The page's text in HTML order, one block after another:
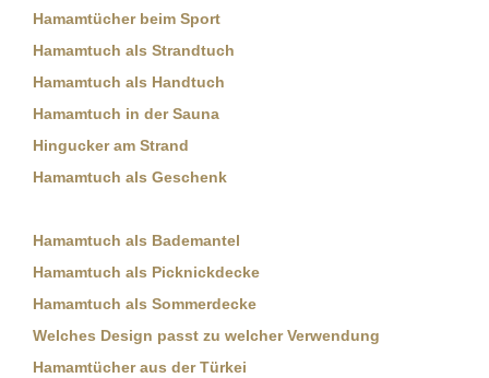
Hamamtücher beim Sport
Hamamtuch als Strandtuch
Hamamtuch als Handtuch
Hamamtuch in der Sauna
Hingucker am Strand
Hamamtuch als Geschenk
Hamamtuch als Bademantel
Hamamtuch als Picknickdecke
Hamamtuch als Sommerdecke
Welches Design passt zu welcher Verwendung
Hamamtücher aus der Türkei